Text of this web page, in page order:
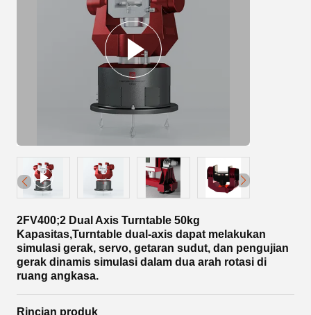
2FV400;2 Dual Axis Turntable 50kg
Kapasitas,Turntable dual-axis dapat melakukan
simulasi gerak, servo, getaran sudut, dan pengujian
gerak dinamis simulasi dalam dua arah rotasi di
ruang angkasa.
Rincian produk